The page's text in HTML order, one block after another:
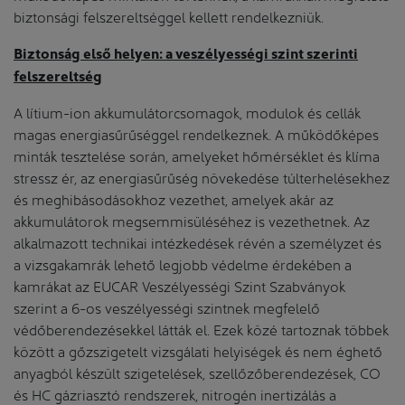
biztonsági felszereltséggel kellett rendelkezniük.
Biztonság első helyen: a veszélyességi szint szerinti
felszereltség
A lítium-ion akkumulátorcsomagok, modulok és cellák
magas energiasűrűséggel rendelkeznek. A működőképes
minták tesztelése során, amelyeket hőmérséklet és klíma
stressz ér, az energiasűrűség növekedése túlterhelésekhez
és meghibásodásokhoz vezethet, amelyek akár az
akkumulátorok megsemmisüléséhez is vezethetnek. Az
alkalmazott technikai intézkedések révén a személyzet és
a vizsgakamrák lehető legjobb védelme érdekében a
kamrákat az EUCAR Veszélyességi Szint Szabványok
szerint a 6-os veszélyességi szintnek megfelelő
védőberendezésekkel látták el. Ezek közé tartoznak többek
között a gőzszigetelt vizsgálati helyiségek és nem éghető
anyagból készült szigetelések, szellőzőberendezések, CO
és HC gázriasztó rendszerek, nitrogén inertizálás a